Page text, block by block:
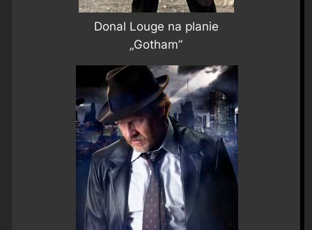
Donal Louge na planie
„Gotham”